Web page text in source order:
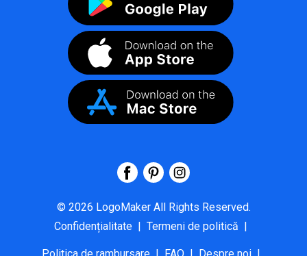
© 2026 LogoMaker All Rights Reserved.
Confidențialitate | Termeni de politică |